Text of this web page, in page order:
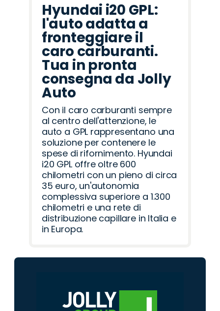
Hyundai i20 GPL:
l'auto adatta a
fronteggiare il
caro carburanti.
Tua in pronta
consegna da Jolly
Auto
Con il caro carburanti sempre
al centro dell'attenzione, le
auto a GPL rappresentano una
soluzione per contenere le
spese di rifornimento. Hyundai
i20 GPL offre oltre 600
chilometri con un pieno di circa
35 euro, un'autonomia
complessiva superiore a 1.300
chilometri e una rete di
distribuzione capillare in Italia e
in Europa.